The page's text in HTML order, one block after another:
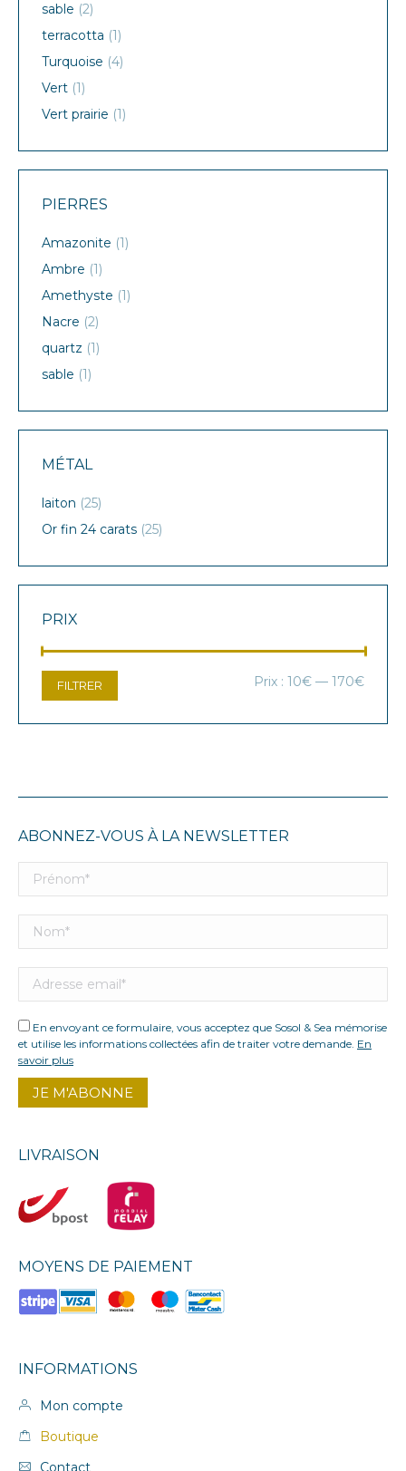
sable (2)
terracotta (1)
Turquoise (4)
Vert (1)
Vert prairie (1)
PIERRES
Amazonite (1)
Ambre (1)
Amethyste (1)
Nacre (2)
quartz (1)
sable (1)
MÉTAL
laiton (25)
Or fin 24 carats (25)
PRIX
Prix
Prix
FILTRER Prix : 10€ — 170€
ABONNEZ-VOUS À LA NEWSLETTER
En envoyant ce formulaire, vous acceptez que Sosol & Sea mémorise
et utilise les informations collectées afin de traiter votre demande. En
savoir plus
LIVRAISON
MOYENS DE PAIEMENT
INFORMATIONS
Mon compte
Boutique
Contact